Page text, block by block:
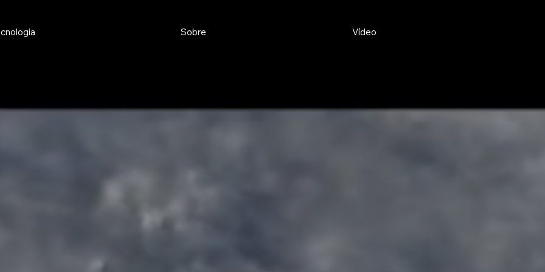
Sobre Vídeo